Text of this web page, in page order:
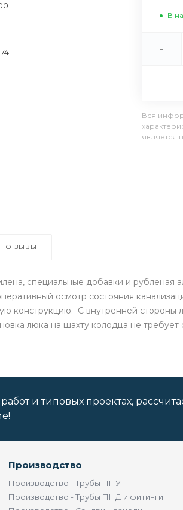
В
-
Вся
является
ОТЗЫВЫ
специальные добавки и рубленая
осмотр состояния
С внутренней стороны
люка на шахту колодца не требует
и типовых проектах,
Производство
Производство - Трубы ППУ
Производство - Трубы ПНД и фитинги